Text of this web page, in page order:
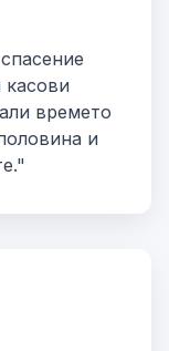
касови
времето
и